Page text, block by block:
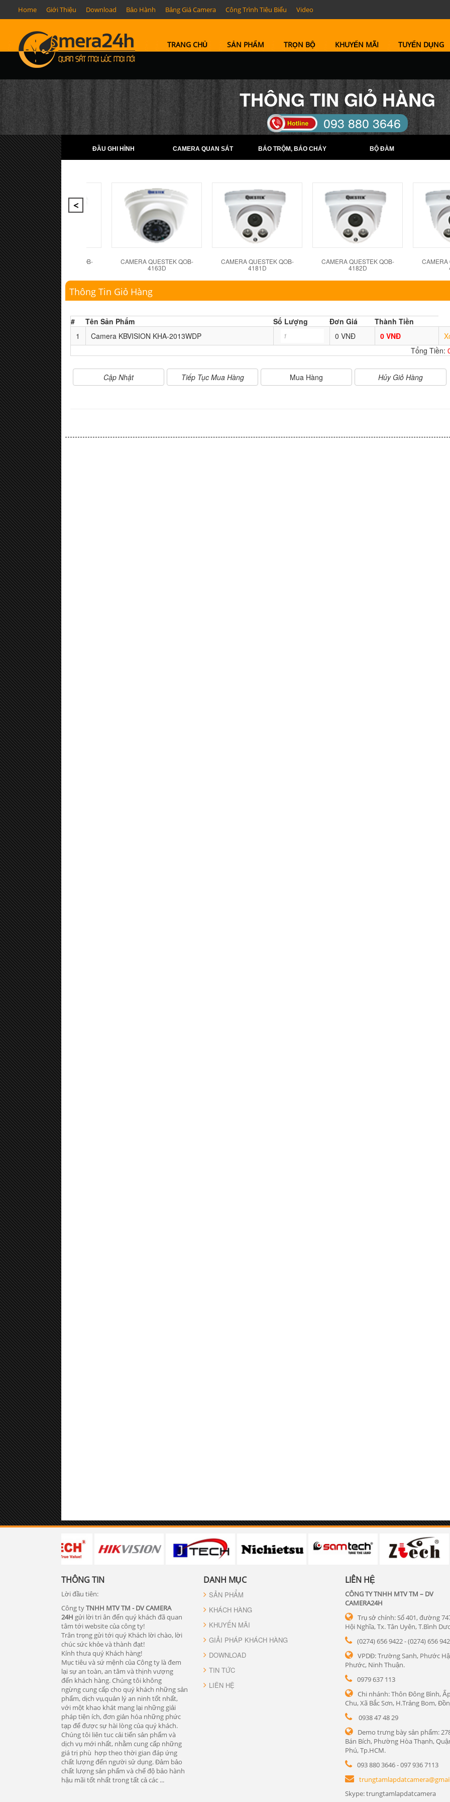
Home Giới Thiệu Download Bảo Hành Bảng Giá Camera Công Trình Tiêu Biểu Video
TRANG CHỦ SẢN PHẨM TRỌN BỘ KHUYẾN MÃI TUYỂN DỤNG
THÔNG TIN GIỎ HÀNG
093 880 3646
TELL: (0274) 6569422 -
(0274) 6569423
ĐẦU GHI HÌNH CAMERA QUAN SÁT BÁO TRỘM, BÁO CHÁY BỘ ĐÀM
CAMERA QUESTEK QOB-
4162D
CAMERA QUESTEK QOB-
4163D
CAMERA QUESTEK QOB-
4181D
CAMERA QUESTEK QOB-
4182D
CAMERA
Thông Tin Giỏ Hàng
# Tên Sản Phẩm Số Lượng Đơn Giá
Thành Tiền
1
Camera KBVISION KHA-2013WDP 0 VNĐ 0 VNĐ
Tổng Tiền:
Mua Hàng
THÔNG TIN
Lời đầu tiên:
Công tyTNHH MTV TM - DV CAMERA
24H gửi lời tri ân đến quý khách đã quan
tâm tới website của công ty!
Trân trọng gửi tới quý Khách lời chào, lời
chúc sức khỏe và thành đạt!
Kính thưa quý Khách hàng!
Mục tiêu và sứ mệnh của Công ty là đem
lại sự an toàn, an tâm và thịnh vượng
đến khách hàng. Chúng tôi không
ngừng cung cấp cho quý khách những sản
phẩm, dịch vụ,quản lý an ninh tốt nhất,
với một khao khát mang lại những giải
pháp tiện ích, đơn giản hóa những phức
tạp để được sự hài lòng của quý khách.
Chúng tôi liên tuc cải tiến sản phẩm và
dịch vụ mới nhất, nhằm cung cấp những
giá trị phù hợp theo thời gian đáp ứng
chất lượng đến người sử dụng. Đảm bảo
chất lượng sản phẩm và chế độ bảo hành
hậu mãi tốt nhất trong tất cả các ...
DANH MỤC
SẢN PHẨM
KHÁCH HÀNG
KHUYẾN MÃI
GIẢI PHÁP KHÁCH HÀNG
DOWNLOAD
TIN TỨC
LIÊN HỆ
LIÊN HỆ
CÔNG TY TNHH MTV TM – DV
CAMERA24H
Trụ sở chính: Số 401, đường
Hội Nghĩa, Tx. Tân Uyên, T.Bình
(0274) 656 9422 - (0274) 656
VPDĐ: Trường Sanh, Phước
Phước, Ninh Thuận.
0979 637 113
Chi nhánh: Thôn Đông Bình,
Chu, Xã Bắc Sơn, H.Trảng Bom,
0938 47 48 29
Demo trưng bày sản phẩm:
Bán Bích, Phường Hòa Thạnh,
Phú, Tp.HCM.
093 880 3646 - 097 936 7113
Skype: trungtamlapdatcamera